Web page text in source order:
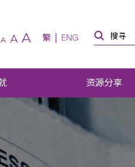
A A A 繁 ENG
资源分享